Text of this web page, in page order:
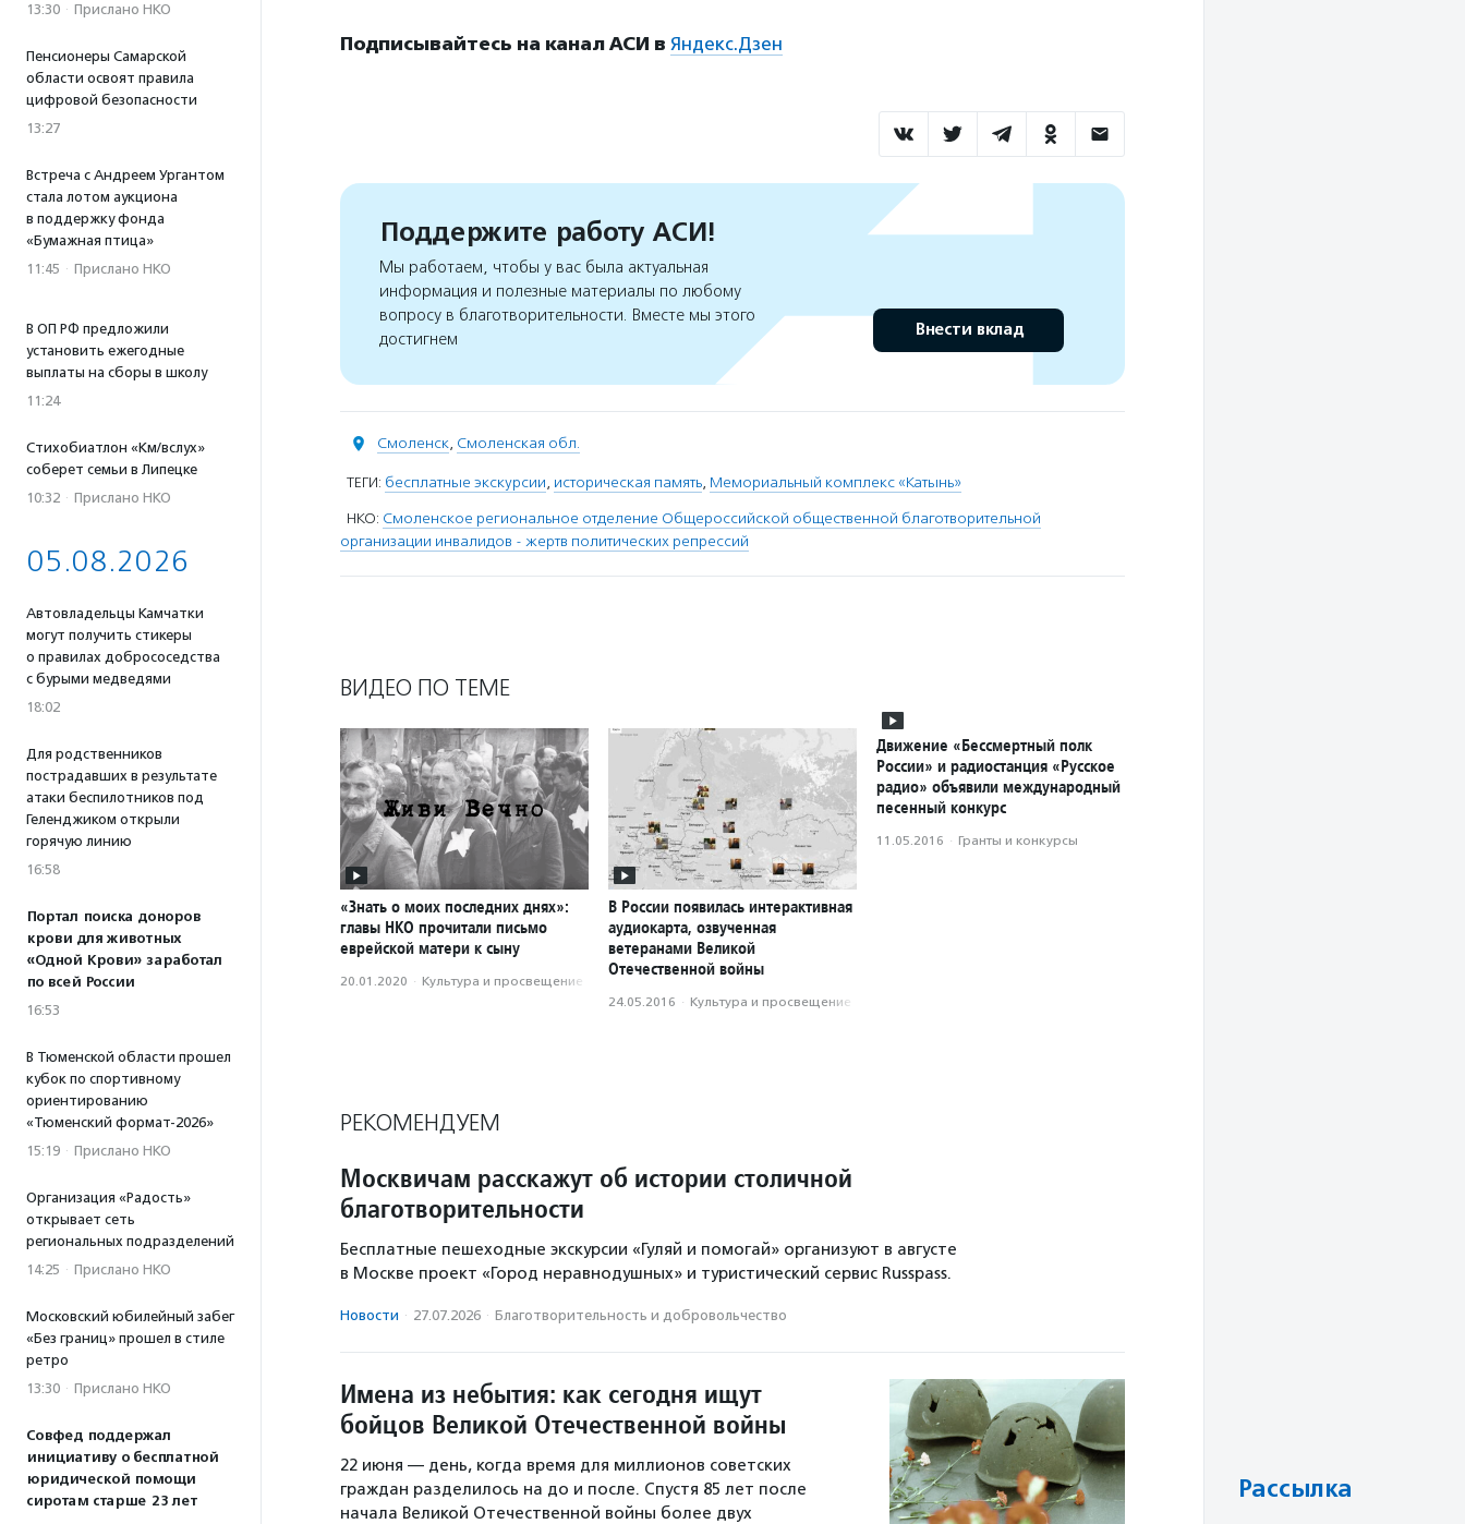
13:30 · Прислано НКО
Пенсионеры Самарской
области освоят правила
цифровой безопасности
13:27
Встреча с Андреем Ургантом
стала лотом аукциона
в поддержку фонда
«Бумажная птица»
11:45 · Прислано НКО
В ОП РФ предложили
установить ежегодные
выплаты на сборы в школу
11:24
Стихобиатлон «Км/вслух»
соберет семьи в Липецке
10:32 · Прислано НКО
05.08.2026
Автовладельцы Камчатки
могут получить стикеры
о правилах добрососедства
с бурыми медведями
18:02
Для родственников
пострадавших в результате
атаки беспилотников под
Геленджиком открыли
горячую линию
16:58
Портал поиска доноров
крови для животных
«Одной Крови» заработал
по всей России
16:53
В Тюменской области прошел
кубок по спортивному
ориентированию
«Тюменский формат-2026»
15:19 · Прислано НКО
Организация «Радость»
открывает сеть
региональных подразделений
14:25 · Прислано НКО
Московский юбилейный забег
«Без границ» прошел в стиле
ретро
13:30 · Прислано НКО
Совфед поддержал
инициативу о бесплатной
юридической помощи
сиротам старше 23 лет
Подписывайтесь на канал АСИ в Яндекс.Дзен
Поддержите работу АСИ!
Мы работаем, чтобы у вас была актуальная
информация и полезные материалы по любому
вопросу в благотворительности. Вместе мы этого
достигнем
Внести вклад
Смоленск, Смоленская обл.
ТЕГИ: бесплатные экскурсии, историческая память, Мемориальный комплекс «Катынь»
НКО: Смоленское региональное отделение Общероссийской общественной благотворительной
организации инвалидов - жертв политических репрессий
ВИДЕО ПО ТЕМЕ
«Знать о моих последних днях»:
главы НКО прочитали письмо
еврейской матери к сыну
20.01.2020 · Культура и просвещение
В России появилась интерактивная
аудиокарта, озвученная
ветеранами Великой
Отечественной войны
24.05.2016 · Культура и просвещение
Движение «Бессмертный полк
России» и радиостанция «Русское
радио» объявили международный
песенный конкурс
11.05.2016 · Гранты и конкурсы
РЕКОМЕНДУЕМ
Москвичам расскажут об истории столичной
благотворительности
Бесплатные пешеходные экскурсии «Гуляй и помогай» организуют в августе
в Москве проект «Город неравнодушных» и туристический сервис Russpass.
Новости · 27.07.2026 · Благотвори­тель­ность и доброволь­чест­во
Имена из небытия: как сегодня ищут
бойцов Великой Отечественной войны
22 июня — день, когда время для миллионов советских
граждан разделилось на до и после. Спустя 85 лет после
начала Великой Отечественной войны более двух
Рассылка